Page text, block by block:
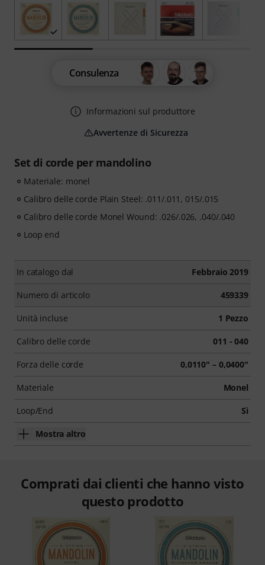
Set di corde per mandolino
Materiale: monel
Calibro delle corde Plain Steel: .011/.011, 015/.015
Calibro delle corde Monel Wound: .026/.026, .040/.040
Loop end
In catalogo dal Febbraio 2019
Numero di articolo 459339
Unità incluse 1 Pezzo
Calibro delle corde 011 - 040
Forza delle corde 0,0110" – 0,0400"
Materiale Monel
Loop/End Sì
Mostra altro
Consulenza
Informazioni sul produttore
Avvertenze di Sicurezza
Comprati dai clienti che hanno visto
questo prodotto